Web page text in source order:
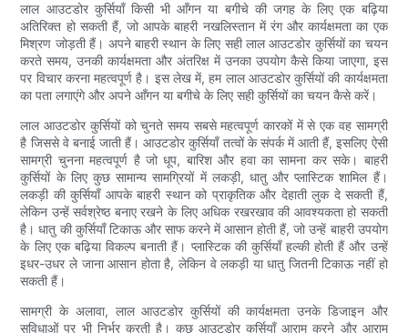
लाल आउटडोर कुर्सियाँ किसी भी आँगन या बगीचे की जगह के लिए एक बढ़िया
अतिरिक्त हो सकती हैं, जो आपके बाहरी नखलिस्तान में रंग और कार्यक्षमता का एक
मिश्रण जोड़ती हैं। अपने बाहरी स्थान के लिए सही लाल आउटडोर कुर्सियों का चयन
करते समय, उनकी कार्यक्षमता और अंतरिक्ष में उनका उपयोग कैसे किया जाएगा, इस
पर विचार करना महत्वपूर्ण है। इस लेख में, हम लाल आउटडोर कुर्सियों की कार्यक्षमता
का पता लगाएंगे और अपने आँगन या बगीचे के लिए सही कुर्सियों का चयन कैसे करें।
लाल आउटडोर कुर्सियों को चुनते समय सबसे महत्वपूर्ण कारकों में से एक वह सामग्री
है जिससे वे बनाई जाती हैं। आउटडोर कुर्सियाँ तत्वों के संपर्क में आती हैं, इसलिए ऐसी
सामग्री चुनना महत्वपूर्ण है जो धूप, बारिश और हवा का सामना कर सके। बाहरी
कुर्सियों के लिए कुछ सामान्य सामग्रियों में लकड़ी, धातु और प्लास्टिक शामिल हैं।
लकड़ी की कुर्सियाँ आपके बाहरी स्थान को प्राकृतिक और देहाती लुक दे सकती हैं,
लेकिन उन्हें सर्वश्रेष्ठ बनाए रखने के लिए अधिक रखरखाव की आवश्यकता हो सकती
है। धातु की कुर्सियाँ टिकाऊ और साफ करने में आसान होती हैं, जो उन्हें बाहरी उपयोग
के लिए एक बढ़िया विकल्प बनाती हैं। प्लास्टिक की कुर्सियाँ हल्की होती हैं और उन्हें
इधर-उधर ले जाना आसान होता है, लेकिन वे लकड़ी या धातु जितनी टिकाऊ नहीं हो
सकती हैं।
सामग्री के अलावा, लाल आउटडोर कुर्सियों की कार्यक्षमता उनके डिजाइन और
सुविधाओं पर भी निर्भर करती है। कुछ आउटडोर कुर्सियाँ आराम करने और आराम